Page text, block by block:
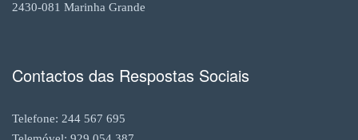
2430-081 Marinha Grande
Contactos das Respostas Sociais
Telefone: 244 567 695